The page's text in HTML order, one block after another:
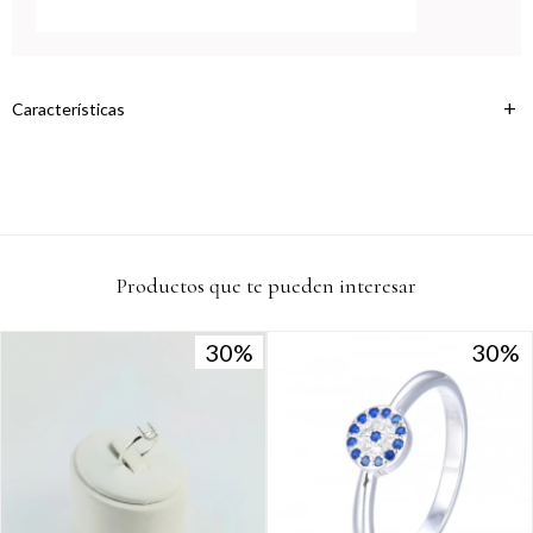
Características
Productos que te pueden interesar
30
30 30
30